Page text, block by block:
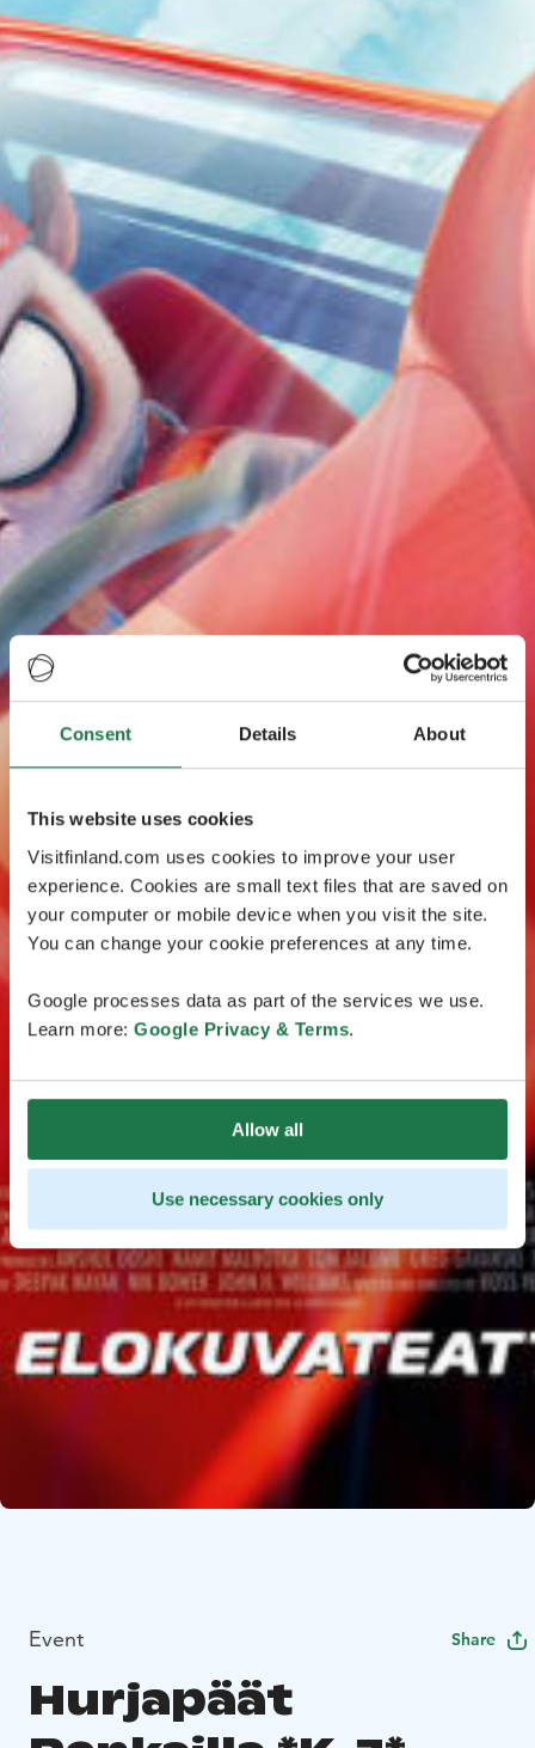
Consent Details About
This website uses cookies
Visitfinland.com uses cookies to improve your user
experience. Cookies are small text files that are saved on
your computer or mobile device when you visit the site.
You can change your cookie preferences at any time.
Google processes data as part of the services we use.
Learn more: Google Privacy & Terms.
Allow all
Use necessary cookies only
Event Share
Hurjapäät